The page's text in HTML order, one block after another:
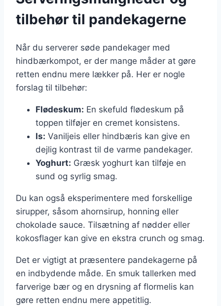
tilbehør til pandekagerne
Når du serverer søde pandekager med
hindbærkompot, er der mange måder at gøre
retten endnu mere lækker på. Her er nogle
forslag til tilbehør:
Flødeskum: En skefuld flødeskum på
toppen tilføjer en cremet konsistens.
Is: Vaniljeis eller hindbæris kan give en
dejlig kontrast til de varme pandekager.
Yoghurt: Græsk yoghurt kan tilføje en
sund og syrlig smag.
Du kan også eksperimentere med forskellige
sirupper, såsom ahornsirup, honning eller
chokolade sauce. Tilsætning af nødder eller
kokosflager kan give en ekstra crunch og smag.
Det er vigtigt at præsentere pandekagerne på
en indbydende måde. En smuk tallerken med
farverige bær og en drysning af flormelis kan
gøre retten endnu mere appetitlig.